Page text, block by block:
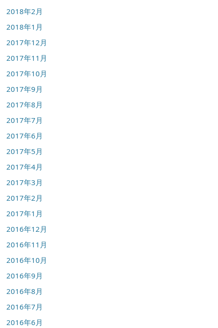
2018年2月
2018年1月
2017年12月
2017年11月
2017年10月
2017年9月
2017年8月
2017年7月
2017年6月
2017年5月
2017年4月
2017年3月
2017年2月
2017年1月
2016年12月
2016年11月
2016年10月
2016年9月
2016年8月
2016年7月
2016年6月